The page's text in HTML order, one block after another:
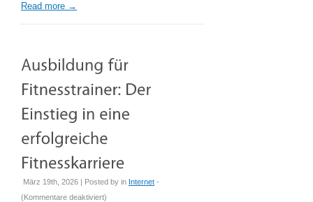
Read more →
März 19th, 2026 | Posted by in Internet -
(Kommentare deaktiviertfür
)